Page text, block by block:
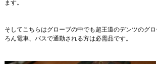
ます。
そしてこちらはグローブの中でも超王道のデンツのグ
ろん電車、バスで通勤される方は必需品です。